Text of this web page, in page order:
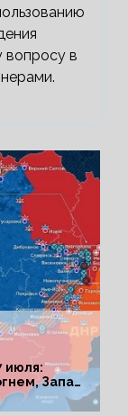
вопросу в
июля:
Запад